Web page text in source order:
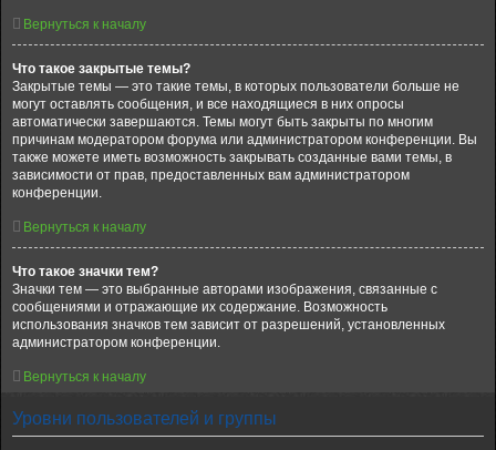
Вернуться к началу
Что такое закрытые темы?
Закрытые темы — это такие темы, в которых пользователи больше не
могут оставлять сообщения, и все находящиеся в них опросы
автоматически завершаются. Темы могут быть закрыты по многим
причинам модератором форума или администратором конференции. Вы
также можете иметь возможность закрывать созданные вами темы, в
зависимости от прав, предоставленных вам администратором
конференции.
Вернуться к началу
Что такое значки тем?
Значки тем — это выбранные авторами изображения, связанные с
сообщениями и отражающие их содержание. Возможность
использования значков тем зависит от разрешений, установленных
администратором конференции.
Вернуться к началу
Уровни пользователей и группы